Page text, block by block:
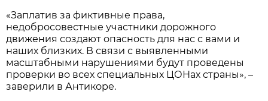
«Заплатив за фиктивные права,
недобросовестные участники дорожного
движения создают опасность для нас с вами и
наших близких. В связи с выявленными
масштабными нарушениями будут проведены
проверки во всех специальных ЦОНах страны», –
заверили в Антикоре.